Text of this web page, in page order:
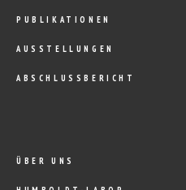
PUBLIKATIONEN
AUSSTELLUNGEN
ABSCHLUSSBERICHT
ÜBER UNS